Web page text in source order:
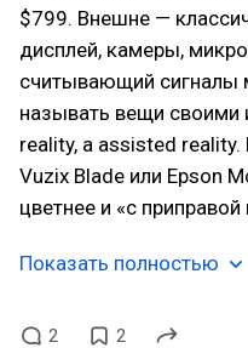
$799. Внешне —
дисплей, камеры,
считывающий
называть вещи своими
reality, а assisted reality.
Vuzix Blade или Epson
цветнее и «с приправой
Показать полностью
2 2